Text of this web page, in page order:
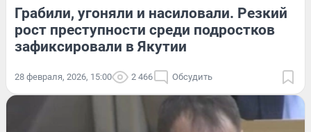
Грабили, угоняли и насиловали. Резкий
рост преступности среди подростков
зафиксировали в Якутии
28 февраля, 2026, 15:00 2 466 Обсудить